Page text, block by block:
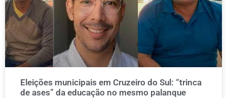
Eleições municipais em Cruzeiro do Sul: “trinca
de ases” da educação no mesmo palanque